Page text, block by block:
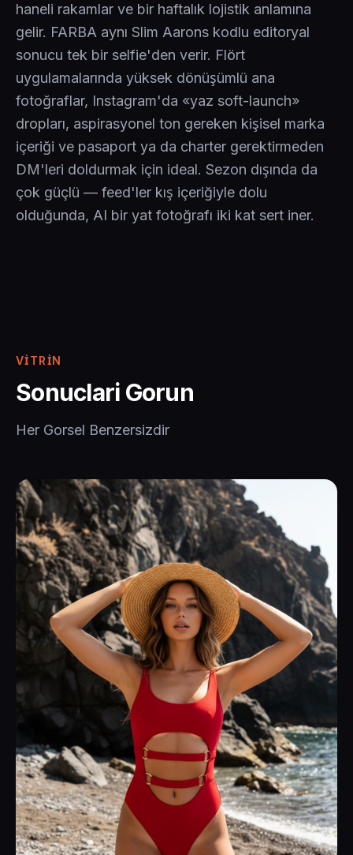
haneli rakamlar ve bir haftalık lojistik anlamına
gelir. FARBA aynı Slim Aarons kodlu editoryal
sonucu tek bir selfie'den verir. Flört
uygulamalarında yüksek dönüşümlü ana
fotoğraflar, Instagram'da «yaz soft-launch»
dropları, aspirasyonel ton gereken kişisel marka
içeriği ve pasaport ya da charter gerektirmeden
DM'leri doldurmak için ideal. Sezon dışında da
çok güçlü — feed'ler kış içeriğiyle dolu
olduğunda, AI bir yat fotoğrafı iki kat sert iner.
VITRIN
Sonuclari Gorun
Her Gorsel Benzersizdir